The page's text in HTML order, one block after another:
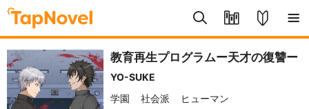
教育再生プログラムー天才の復讐ー
YO-SUKE
学園
社会派 ヒューマン